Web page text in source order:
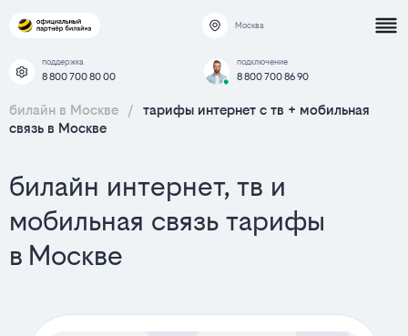
Москва
поддержка
8 800 700 80 00
подключение
8 800 700 86 90
билайн в Москве /
тарифы интернет c тв + мобильная
связь в Москве
билайн интернет, тв и
мобильная связь тарифы
в Москве